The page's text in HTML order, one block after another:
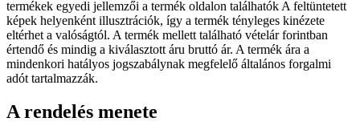
termékek egyedi jellemzői a termék oldalon találhatók A feltüntetett
képek helyenként illusztrációk, így a termék tényleges kinézete
eltérhet a valóságtól. A termék mellett található vételár forintban
értendő és mindig a kiválasztott áru bruttó ár. A termék ára a
mindenkori hatályos jogszabálynak megfelelő általános forgalmi
adót tartalmazzák.
A rendelés menete